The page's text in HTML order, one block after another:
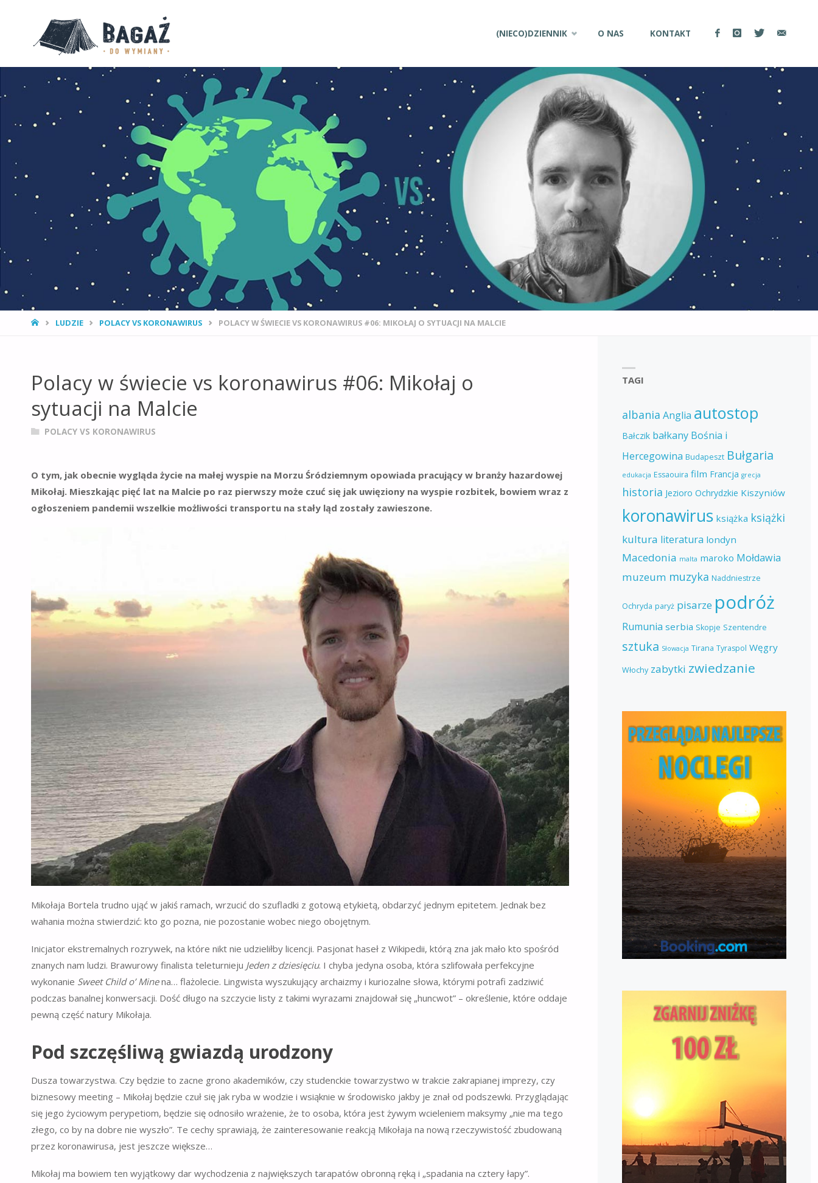
treści
(NIECO)DZIENNIK O NAS KONTAKT
STRONA
LUDZIE POLACY VS KORONAWIRUS POLACY W ŚWIECIE VS KORONAWIRUS #06: MIKOŁAJ O SYTUACJI NA MALCIE
Polacy w świecie vs koronawirus #06: Mikołaj o
sytuacji na Malcie
POLACY VS KORONAWIRUS
O tym, jak obecnie wygląda życie na małej wyspie na Morzu Śródziemnym opowiada pracujący w branży hazardowej
Mikołaj. Mieszkając pięć lat na Malcie po raz pierwszy może czuć się jak uwięziony na wyspie rozbitek, bowiem wraz z
ogłoszeniem pandemii wszelkie możliwości transportu na stały ląd zostały zawieszone.
Mikołaja Bortela trudno ująć w jakiś ramach, wrzucić do szufladki z gotową etykietą, obdarzyć jednym epitetem. Jednak bez
wahania można stwierdzić: kto go pozna, nie pozostanie wobec niego obojętnym.
Inicjator ekstremalnych rozrywek, na które nikt nie udzieliłby licencji. Pasjonat haseł z Wikipedii, którą zna jak mało kto spośród
znanych nam ludzi. Brawurowy finalista teleturnieju Jeden z dziesięciu. I chyba jedyna osoba, która szlifowała perfekcyjne
wykonanie Sweet Child o’ Minena… flażolecie. Lingwista wyszukujący archaizmy i kuriozalne słowa, którymi potrafi zadziwić
podczas banalnej konwersacji. Dość długo na szczycie listy z takimi wyrazami znajdował się „huncwot” – określenie, które oddaje
pewną część natury Mikołaja.
Pod szczęśliwą gwiazdą urodzony
Dusza towarzystwa. Czy będzie to zacne grono akademików, czy studenckie towarzystwo w trakcie zakrapianej imprezy, czy
biznesowy meeting – Mikołaj będzie czuł się jak ryba w wodzie i wsiąknie w środowisko jakby je znał od podszewki. Przyglądając
się jego życiowym perypetiom, będzie się odnosiło wrażenie, że to osoba, która jest żywym wcieleniem maksymy „nie ma tego
złego, co by na dobre nie wyszło”. Te cechy sprawiają, że zainteresowanie reakcją Mikołaja na nową rzeczywistość zbudowaną
przez koronawirusa, jest jeszcze większe…
Mikołaj ma bowiem ten wyjątkowy dar wychodzenia z największych tarapatów obronną ręką i „spadania na cztery łapy”.
TAGI
albania Anglia autostop
Bałczik bałkany Bośnia i
Hercegowina Budapeszt Bułgaria
edukacja Essaouira film Francja grecja
historia Jezioro Ochrydzkie Kiszyniów
koronawirus książka książki
kultura literatura londyn
Macedonia malta maroko Mołdawia
muzeum muzyka Naddniestrze
Ochryda paryż pisarze podróż
Rumunia serbia Skopje Szentendre
sztuka Słowacja Tirana Tyraspol Węgry
Włochy zabytki zwiedzanie